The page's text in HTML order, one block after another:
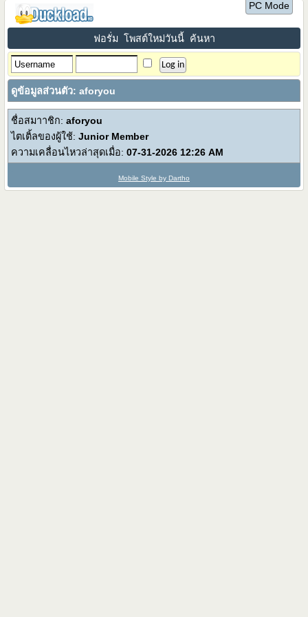
PC Mode
ฟอรั่ม โพสต์ใหม่วันนี้ ค้นหา
ดูข้อมูลส่วนตัว: aforyou
ชื่อสมาาชิก:aforyou
ไตเติ้ลของผู้ใช้:Junior Member
ความเคลื่อนไหวล่าสุดเมื่อ: 07-31-2026 12:26 AM
Mobile Style by Dartho